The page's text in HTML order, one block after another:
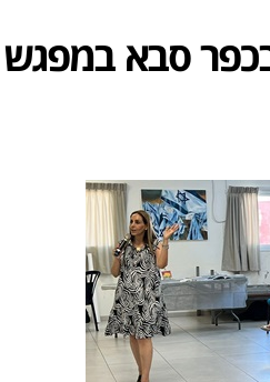
סבא במפגש